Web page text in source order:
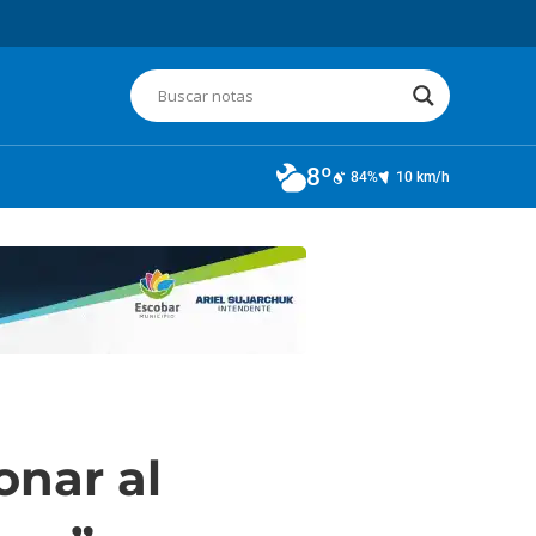
8º 84% 10 km/h
al